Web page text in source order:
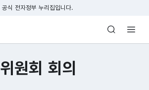
본문 바로가기
식 전자정부 누리집입니다.
신위원회 Korea Media
위원회 회의